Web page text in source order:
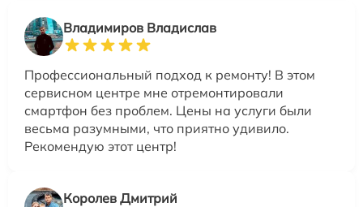
Владимиров Владислав
Профессиональный подход к ремонту! В этом
сервисном центре мне отремонтировали
смартфон без проблем. Цены на услуги были
весьма разумными, что приятно удивило.
Рекомендую этот центр!
Королев Дмитрий